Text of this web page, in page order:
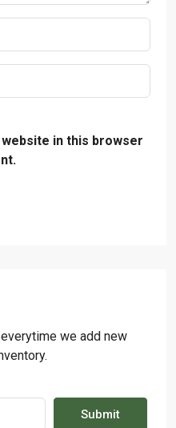
website in this browser
we add new
Submit